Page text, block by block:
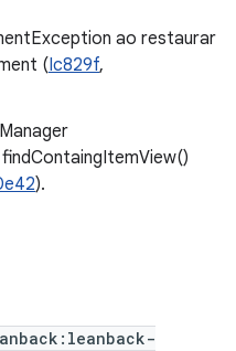
ao restaurar
(Ic829f,
).